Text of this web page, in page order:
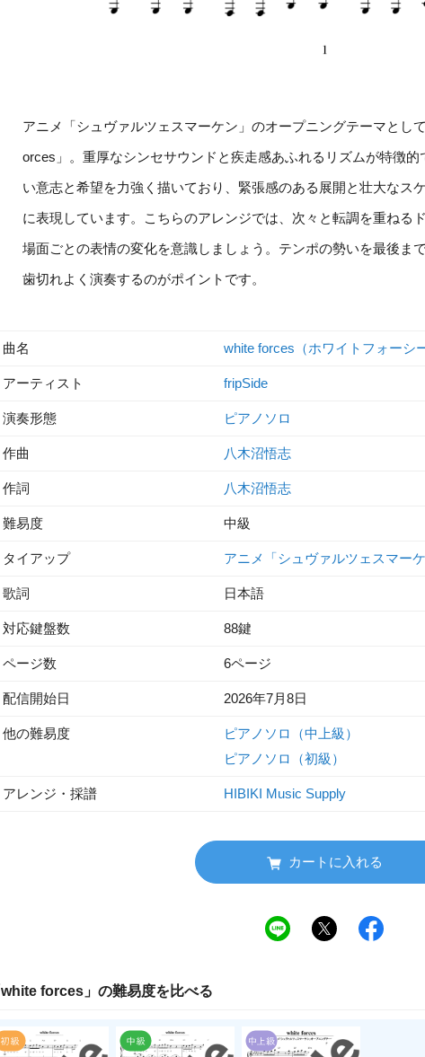
アニメ「シュヴァルツェスマーケン」のオープニングテーマとし
orces」。重厚なシンセサウンドと疾走感あふれるリズムが特徴
い意志と希望を力強く描いており、緊張感のある展開と壮大なス
に表現しています。こちらのアレンジでは、次々と転調を重ねる
場面ごとの表情の変化を意識しましょう。テンポの勢いを最後ま
歯切れよく演奏するのがポイントです。
曲名 white forces（ホワイトフォーシ
アーティスト fripSide
演奏形態 ピアノソロ
作曲 八木沼悟志
作詞 八木沼悟志
難易度 中級
タイアップ アニメ「シュヴァルツェスマー
歌詞 日本語
対応鍵盤数 88鍵
ページ数 6ページ
配信開始日 2026年7月8日
他の難易度
ピアノソロ（中上級）
ピアノソロ（初級）
アレンジ・採譜 HIBIKI Music Supply
カートに入れる
white forces 」の難易度を比べる